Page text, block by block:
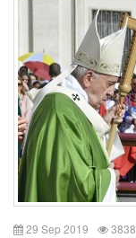
29 Sep 2019 3838